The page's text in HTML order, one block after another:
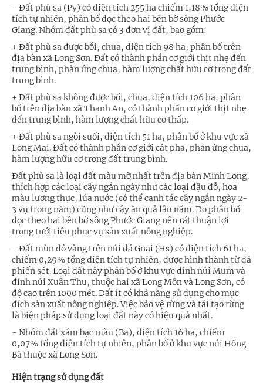
- Đất phù sa (Py) có diện tích 255 ha chiếm 1,18% tổng diện
tích tự nhiên, phân bố dọc theo hai bên bờ sông Phước
Giang. Nhóm đất phù sa có 3 đơn vị đất, bao gồm:
+ Đất phù sa được bồi, chua, diện tích 98 ha, phân bố trên
địa bàn xã Long Sơn. Đất có thành phần cơ giới thịt nhẹ đến
trung bình, phản ứng chua, hàm lượng chất hữu cơ trong đất
trung bình.
+ Đất phù sa không được bồi, chua, diện tích 106 ha, phân
bố trên địa bàn xã Thanh An, có thành phần cơ giới thịt nhẹ
đến trung bình, hàm lượng chất hữu cơ thấp.
+ Đất phù sa ngòi suối, diện tích 51 ha, phân bố ở khu vực xã
Long Mai. Đất có thành phần cơ giới cát pha, phản ứng chua,
hàm lượng hữu cơ trong đất trung bình.
Đất phù sa là loại đất màu mỡ nhất trên địa bàn Minh Long,
thích hợp các loại cây ngắn ngày như các loại đậu đỗ, hoa
màu lương thực, lúa nước (có thể canh tác cây ngắn ngày 2-
3 vụ trong năm) cũng như cây ăn quả lâu năm. Do phân bố
dọc theo hai bên bờ sông Phước Giang nên rất thuận lợi
trong tưới tiêu phục vụ sản xuất nông nghiệp.
- Đất mùn đỏ vàng trên núi đá Gnai (Hs) có diện tích 61 ha,
chiếm 0,29% tổng diện tích tự nhiên, được hình thành từ đá
phiến sét. Loại đất này phân bố ở khu vực đỉnh núi Mum và
đỉnh núi Xuân Thu, thuộc hai xã Long Môn và Long Sơn, có
độ cao trên 1000 mét. Đất ít có khả năng sử dụng cho mục
đích sản xuất nông nghiệp. Việc bảo vệ rừng và tái tạo rừng
là biện pháp sử dụng loại đất này có hiệu quả nhất.
- Nhóm đất xám bạc màu (Ba), diện tích 16 ha, chiếm
0,07% tổng diện tích tự nhiên, phân bố ở khu vực núi Hồng
Bà thuộc xã Long Sơn.
Hiện trạng sử dụng đất